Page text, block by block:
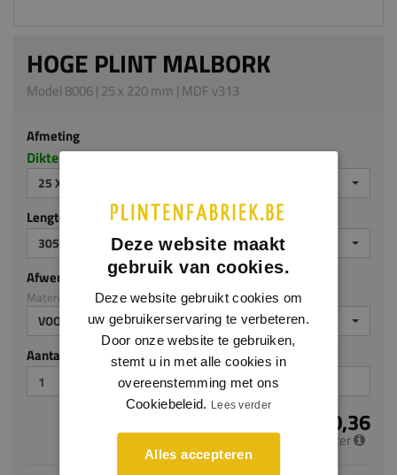
HOGE PLINT MALBORK
Model 8006 | 25 x 220 mm | MDF v313
Afmeting
Dikte x hoogte in millimeters
25 X 220 MM
Lengte (mm)
3050
Afwerking
Materiaal: MDF v313
VOORGELAKT
Aantal stuks
€ 20,36
per meter
Deze website maakt
gebruik van cookies.
Deze website gebruikt cookies om
uw gebruikerservaring te verbeteren.
Door onze website te gebruiken,
stemt u in met alle cookies in
overeenstemming met ons
Cookiebeleid. Lees verder
Alles accepteren